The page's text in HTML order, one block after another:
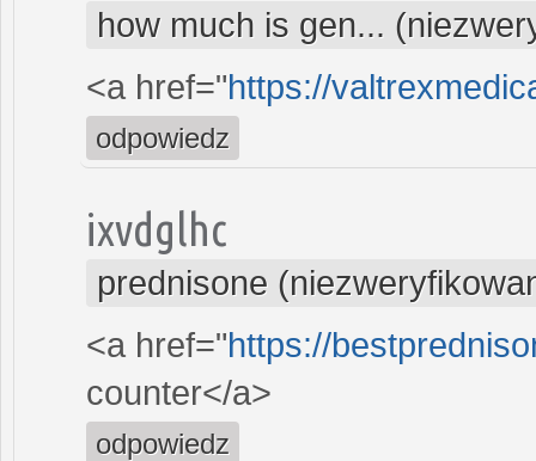
how much is gen...
<a href="https://
odpowiedz
ixvdglhc
prednisone
<a href="https://
counter</a>
odpowiedz